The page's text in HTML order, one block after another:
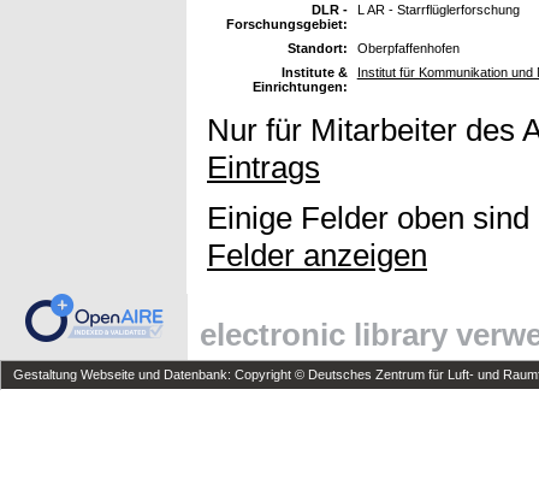
DLR -
Forschungsgebiet:
L AR - Starrflüglerforschung
Standort:
Oberpfaffenhofen
Institute &
Einrichtungen:
Institut für Kommunikation und
Nur für Mitarbeiter des
Eintrags
Einige Felder oben
Felder anzeigen
electronic library
Gestaltung Webseite und Datenbank: Copyright © Deutsches Zentrum für Luft- und